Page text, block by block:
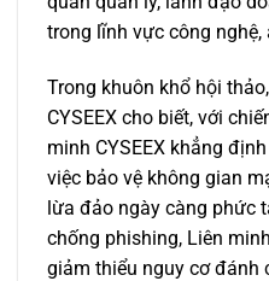
trong lĩnh vực công
Trong khuôn khổ hội
CYSEEX cho biết, với
minh CYSEEX khẳng
việc bảo vệ không gian
lừa đảo ngày càng phức
chống phishing, Liên
giảm thiểu nguy cơ đánh